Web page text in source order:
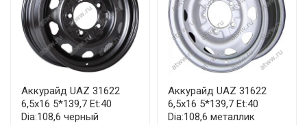
Аккурайд UAZ 31622
6,5x16 5*139,7 Et:40
Dia:108,6 черный
Аккурайд UAZ 31622
6,5x16 5*139,7 Et:40
Dia:108,6 металлик